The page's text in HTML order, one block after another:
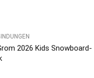
2026 Kids Snowboard-